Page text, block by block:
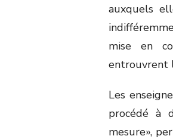
auxquels
mise en
entrouvrent
Les
procédé à
mesure»,